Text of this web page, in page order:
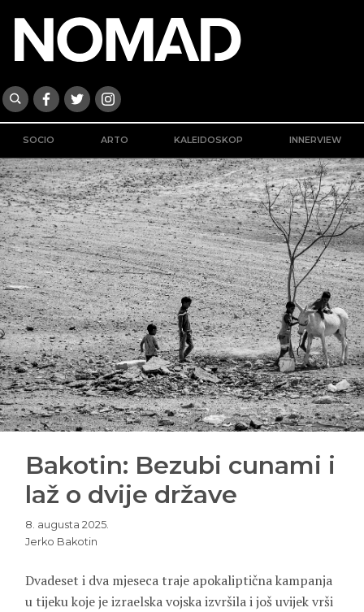
SOCIO ARTO KALEIDOSKOP INNERVIEW
Bakotin: Bezubi cunami i
laž o dvije države
8. augusta 2025.
Jerko Bakotin
Dvadeset i dva mjeseca traje apokaliptična kampanja
u tijeku koje je izraelska vojska izvršila i još uvijek vrši